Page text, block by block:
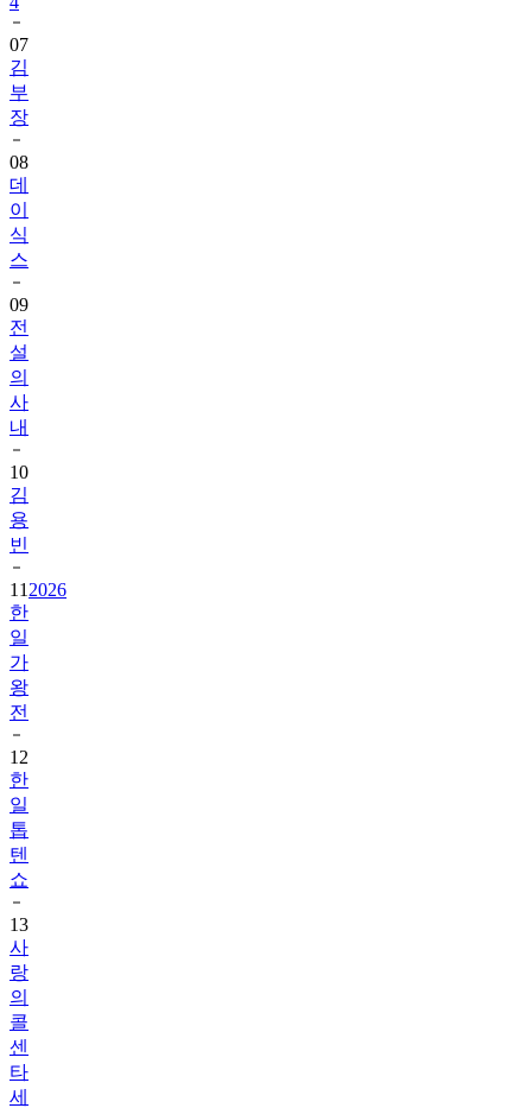
07
김
부
장
08
데
이
식
스
09
전
설
의
사
내
10
김
용
빈
11 2026
한
일
가
왕
전
12
한
일
톱
텐
쇼
13
사
랑
의
콜
센
타
세